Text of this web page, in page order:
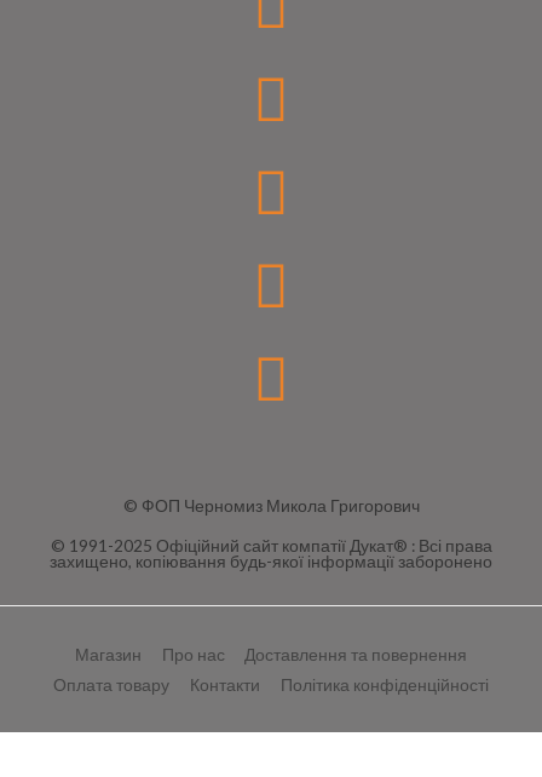
© ФОП Черномиз Микола Григорович
© 1991-2025 Офіційний сайт компатії Дукат® : Всі права
захищено, копіювання будь-якої інформації заборонено
Магазин Про нас
Доставлення та повернення
Оплата товару
Контакти Політика конфіденційності